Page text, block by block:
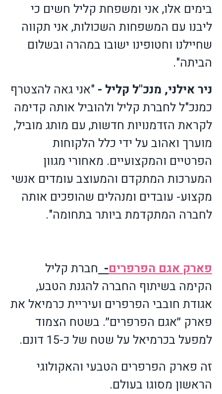
בימים אלו, אני ומשפחת קליל חשים כי
ליבנו עם המשפחות השכולות, אני תקווה
שחיילנו וחטופינו ישובו במהרה ובשלום
הביתה".
ניר אילני, מנכ"ל קליל - "אני גאה להצטרף
כמנכ"ל לחברת קליל ולהוביל אותה קדימה
לקראת הזדמנויות חדשות, עם מותג מוביל,
מוערך ואהוב על ידי כלל הלקוחות
הפרטיים והמקצועיים. מאחורי מגוון
המערכות המתקדם והמעוצב עומדים אנשי
מקצוע- עובדים ומנהלים שהופכים אותה
לחברה המתקדמת ביותר בתחומה".
פארק אגם הפרפרים- חברת קליל
הקימה בשיתוף החברה להגנת הטבע,
אגודת חובבי הפרפרים ועיריית כרמיאל את
פארק ״אגם הפרפרים״. בשטח הצמוד
למפעל בכרמיאל על שטח של כ-15 דונם.
זה פארק הפרפרים הטבעי והאקולוגי
הראשון מסוגו בעולם.